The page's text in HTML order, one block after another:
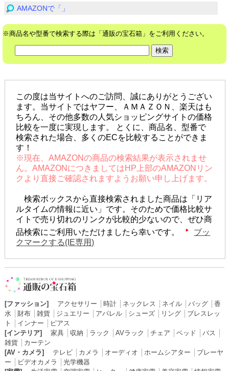
AMAZONで「」
※商品名や型番で検索する際は「通販の宝石箱」をご利用ください。
この度は当サイトへのご訪問、誠にありがとうござい
ます。当サイトではヤフー、ＡＭＡＺＯＮ、楽天はも
ちろん、その他多数の人気ショッピングサイトの価格
比較を一度に実現します。 とくに、商品名、型番で
検索された場合、多くのECを比較することができま
す！
※現在、AMAZONの商品の検索結果が表示されませ
ん。AMAZONにつきましてはHP上部のAMAZONリン
クより直接ご確認されますようお願い申し上げます。
検索ボックスから直接検索されました商品は「リア
ルタイムの情報に近い」です。そのためで価格比較サ
イトで売り切れのリンクが比較的少ないので、ぜひ商
品検索にご利用いただけましたら幸いです。
ブッ
クマークする(IE専用)
[ファッション] アクセサリー 時計│ ネックレス ネイル│ バッグ│ 香
水
財布│ 雑貨│ ジュエリー アパレル│ シューズ│ リング│ ブレスレッ
ト
インナー
ピアス
[インテリア]
家具│ 収納 ラック AVラック チェア ベッド バス
雑貨│ カーテン
[AV・カメラ]
テレビ│ カメラ オーディオ ホームシアター
プレーヤ
ー
ビデオカメラ
光学機器